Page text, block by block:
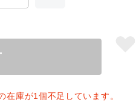
在庫が1個不足しています。